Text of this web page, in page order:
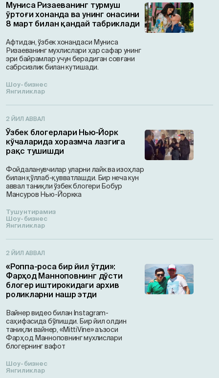
Муниса Ризаеванинг турмуш
ўртоғи хонанда ва унинг онасини
8 март билан қандай табриклади
Афтидан, ўзбек хонандаси Муниса
Ризаеванинг мухлислари ҳар сафар унинг
эри байрамлар учун берадиган совғани
сабрсизлик билан кутишади.
Шоу-бизнес
Янгиликлар
2 ЙИЛ АВВАЛ
Ўзбек блогерлари Нью-Йорк
кўчаларида хоразмча лазгига
рақс тушишди
Фойдаланувчилар уларни лайк ва изоҳлар
билан қўллаб-қувватлашди. Бир неча кун
аввал таниқли ўзбек блогери Бобур
Мансуров Нью-Йоркка
Тушунтирамиз
Шоу-бизнес
Янгиликлар
2 ЙИЛ АВВАЛ
«Роппа-роса бир йил ўтди»:
Фарҳод Манноповнинг дўсти
блогер иштирокидаги архив
роликларни нашр этди
Вайнер видео билан Instagram-
саҳифасида бўлишди. Бир йил олдин
таниқли вайнер, «МittiVine» аъзоси
Фарҳод Манноповнинг мухлислари
блогернинг вафот
Шоу-бизнес
Янгиликлар